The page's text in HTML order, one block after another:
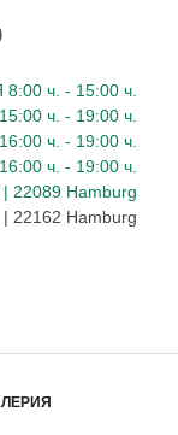
8:00 ч. - 15:00 ч.
15:00 ч. - 19:00 ч.
16:00 ч. - 19:00 ч.
16:00 ч. - 19:00 ч.
22089 Hamburg
22162 Hamburg